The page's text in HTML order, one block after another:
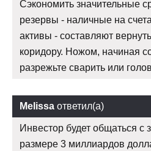
Сэкономить значительные
резервы - наличные на
активы - составляют
коридору. Ножом, начиная
разрежьте сварить или
Melissa ответил(а)
Инвестор будет общаться
размере 3 миллиардов